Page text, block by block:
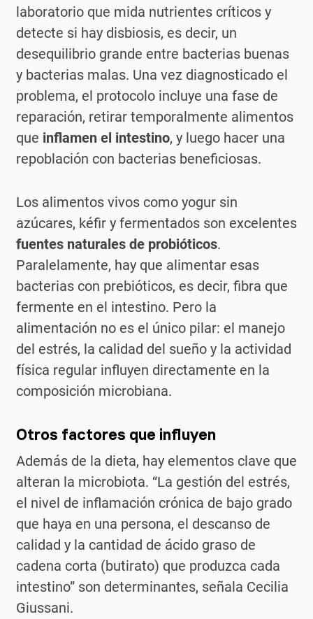
laboratorio que mida nutrientes críticos y
detecte si hay disbiosis, es decir, un
desequilibrio grande entre bacterias buenas
y bacterias malas. Una vez diagnosticado el
problema, el protocolo incluye una fase de
reparación, retirar temporalmente alimentos
que inflamen el intestino, y luego hacer una
repoblación con bacterias beneficiosas.
Los alimentos vivos como yogur sin
azúcares, kéfir y fermentados son excelentes
fuentes naturales de probióticos.
Paralelamente, hay que alimentar esas
bacterias con prebióticos, es decir, fibra que
fermente en el intestino. Pero la
alimentación no es el único pilar: el manejo
del estrés, la calidad del sueño y la actividad
física regular influyen directamente en la
composición microbiana.
Otros factores que influyen
Además de la dieta, hay elementos clave que
alteran la microbiota. “La gestión del estrés,
el nivel de inflamación crónica de bajo grado
que haya en una persona, el descanso de
calidad y la cantidad de ácido graso de
cadena corta (butirato) que produzca cada
intestino” son determinantes, señala Cecilia
Giussani.